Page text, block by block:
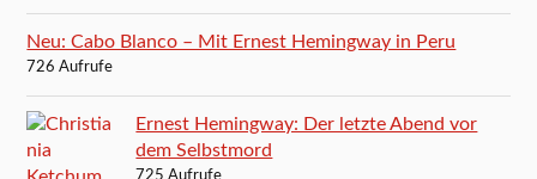
Neu: Cabo Blanco – Mit Ernest Hemingway in Peru
726 Aufrufe
Ernest Hemingway: Der letzte Abend vor
dem Selbstmord
725 Aufrufe